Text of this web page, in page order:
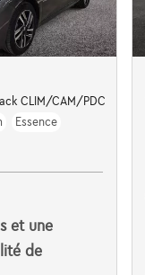
CLIM/CAM/PDC
Essence
et une
de